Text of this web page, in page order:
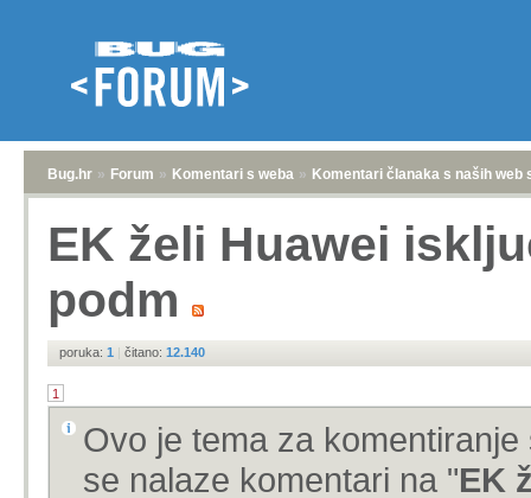
Bug.hr » Forum » Komentari s weba » Komentari članaka s naših web
EK želi Huawei
podm
poruka: 1 | čitano: 12.140
1
Ovo je tema za
se nalaze komentari na "EK